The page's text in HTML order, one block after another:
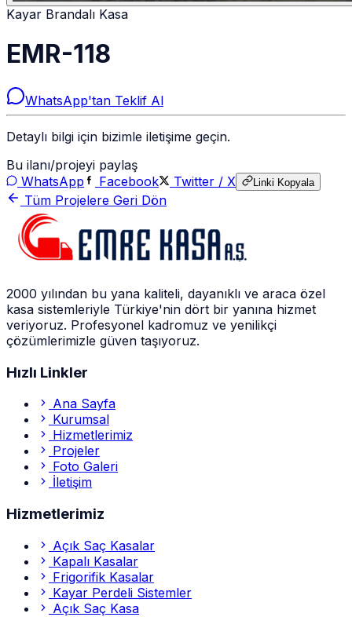
Kayar Brandalı Kasa
EMR-118
WhatsApp'tan Teklif Al
Detaylı bilgi için bizimle iletişime geçin.
Bu ilanı/projeyi paylaş
WhatsApp
Facebook Twitter / X Linki Kopyala
Tüm Projelere Geri Dön
2000 yılından bu yana kaliteli, dayanıklı ve araca özel
kasa sistemleriyle Türkiye'nin dört bir yanına hizmet
veriyoruz. Profesyonel kadromuz ve yenilikçi
çözümlerimizle güven taşıyoruz.
Hızlı Linkler
Ana Sayfa
Kurumsal
Hizmetlerimiz
Projeler
Foto Galeri
İletişim
Hizmetlerimiz
Açık Saç Kasalar
Kapalı Kasalar
Frigorifik Kasalar
Kayar Perdeli Sistemler
Açık Saç Kasa